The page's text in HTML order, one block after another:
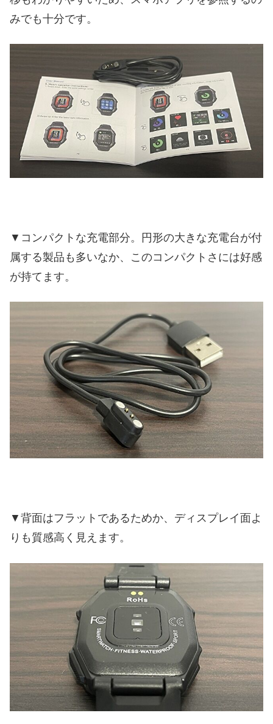
みでも十分です。
▼コンパクトな充電部分。円形の大きな充電台が付
属する製品も多いなか、このコンパクトさには好感
が持てます。
▼背面はフラットであるためか、ディスプレイ面よ
りも質感高く見えます。